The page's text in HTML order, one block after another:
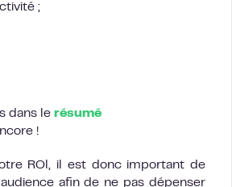
;
dans le résumé
!
ROl, il est donc important de
afin de ne pas dépenser